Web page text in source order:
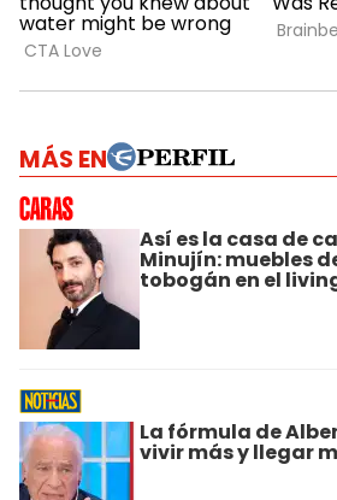
MÁS EN
Así es la casa de
Minujín: muebles
tobogán en el
La fórmula de
vivir más y llegar